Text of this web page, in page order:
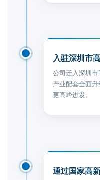
入驻深圳市
公司迁入深圳
产业配套全面
更高峰进发。
通过国家高